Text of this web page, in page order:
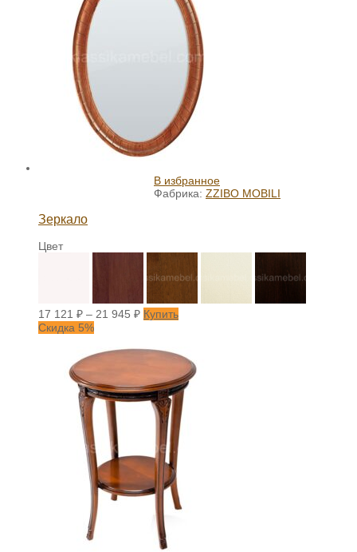
В избранное
Фабрика: ZZIBO MOBILI
Зеркало
Цвет
17 121 ₽ – 21 945 ₽ Купить
Скидка 5%